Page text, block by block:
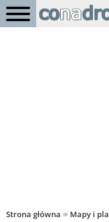
Strona główna Mapy i